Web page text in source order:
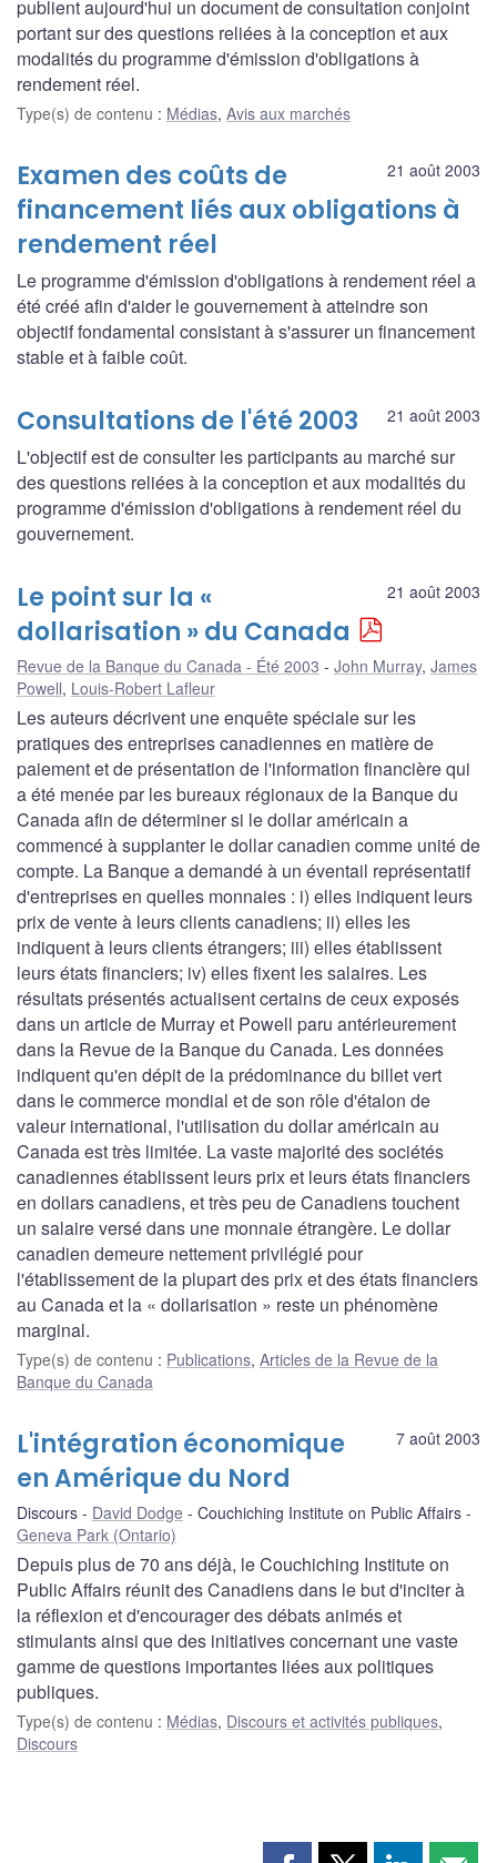
publient aujourd'hui un document de consultation conjoint
portant sur des questions reliées à la conception et aux
modalités du programme d'émission d'obligations à
rendement réel.
Type(s) de contenu : Médias, Avis aux marchés
21 août 2003
Examen des coûts de
financement liés aux obligations à
rendement réel
Le programme d'émission d'obligations à rendement réel a
été créé afin d'aider le gouvernement à atteindre son
objectif fondamental consistant à s'assurer un financement
stable et à faible coût.
21 août 2003
Consultations de l'été 2003
L'objectif est de consulter les participants au marché sur
des questions reliées à la conception et aux modalités du
programme d'émission d'obligations à rendement réel du
gouvernement.
21 août 2003
Le point sur la «
dollarisation » du Canada
Revue de la Banque du Canada - Été 2003 John Murray, James
Powell, Louis-Robert Lafleur
Les auteurs décrivent une enquête spéciale sur les
pratiques des entreprises canadiennes en matière de
paiement et de présentation de l'information financière qui
a été menée par les bureaux régionaux de la Banque du
Canada afin de déterminer si le dollar américain a
commencé à supplanter le dollar canadien comme unité de
compte. La Banque a demandé à un éventail représentatif
d'entreprises en quelles monnaies : i) elles indiquent leurs
prix de vente à leurs clients canadiens; ii) elles les
indiquent à leurs clients étrangers; iii) elles établissent
leurs états financiers; iv) elles fixent les salaires. Les
résultats présentés actualisent certains de ceux exposés
dans un article de Murray et Powell paru antérieurement
dans la Revue de la Banque du Canada. Les données
indiquent qu'en dépit de la prédominance du billet vert
dans le commerce mondial et de son rôle d'étalon de
valeur international, l'utilisation du dollar américain au
Canada est très limitée. La vaste majorité des sociétés
canadiennes établissent leurs prix et leurs états financiers
en dollars canadiens, et très peu de Canadiens touchent
un salaire versé dans une monnaie étrangère. Le dollar
canadien demeure nettement privilégié pour
l'établissement de la plupart des prix et des états financiers
au Canada et la « dollarisation » reste un phénomène
marginal.
Type(s) de contenu : Publications, Articles de la Revue de la
Banque du Canada
7 août 2003
L'intégration économique
en Amérique du Nord
Discours David Dodge
Couchiching Institute on Public Affairs
Geneva Park (Ontario)
Depuis plus de 70 ans déjà, le Couchiching Institute on
Public Affairs réunit des Canadiens dans le but d'inciter à
la réflexion et d'encourager des débats animés et
stimulants ainsi que des initiatives concernant une vaste
gamme de questions importantes liées aux politiques
publiques.
Type(s) de contenu : Médias, Discours et activités publiques,
Discours